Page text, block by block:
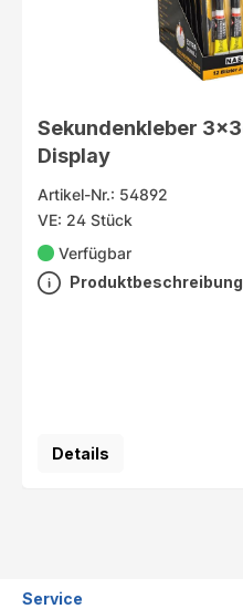
Sekundenkleber
Display
Artikel-Nr.: 54892
VE: 24 Stück
Verfügbar
Produktbeschreibung
Details
Service